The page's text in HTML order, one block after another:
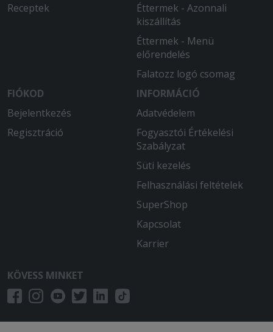
Receptek
Éttermek - Azonnali
kiszállítás
Éttermek - Menü
előrendelés
Falatozz logó csomag
FIÓKOD
Bejelentkezés
Regisztráció
INFORMÁCIÓ
Adatvédelem
Fogyasztói Értékelési
Szabályzat
Süti kezelés
Felhasználási feltételek
SuperShop
Kapcsolat
Karrier
KÖVESS MINKET